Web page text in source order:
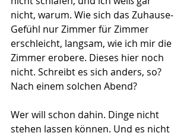
nicht, warum. Wie sich das Zuhause-
Gefühl nur Zimmer für Zimmer
erschleicht, langsam, wie ich mir die
Zimmer erobere. Dieses hier noch
nicht. Schreibt es sich anders, so?
Nach einem solchen Abend?
Wer will schon dahin. Dinge nicht
stehen lassen können. Und es nicht